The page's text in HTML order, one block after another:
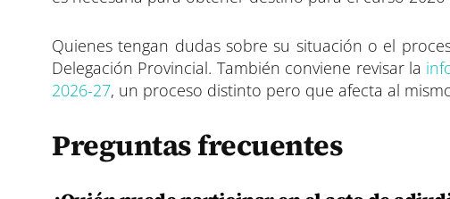
Quienes tengan dudas sobre su situación o el
Delegación Provincial. También conviene revisar la
2026-27, un proceso distinto pero que afecta al
Preguntas frecuentes